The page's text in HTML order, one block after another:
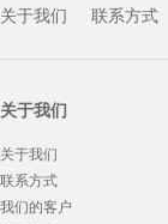
关于我们 联系方式
关于我们
关于我们
联系方式
我们的客户